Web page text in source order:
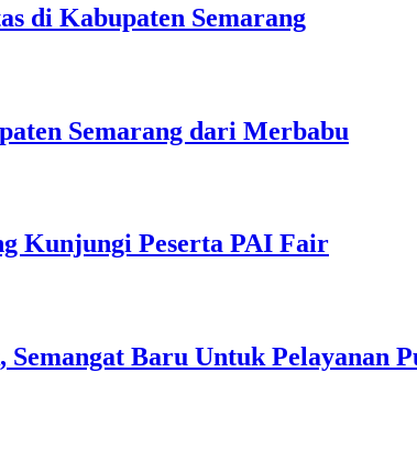
di Kabupaten Semarang
Semarang dari Merbabu
Kunjungi Peserta PAI Fair
Baru Untuk Pelayanan